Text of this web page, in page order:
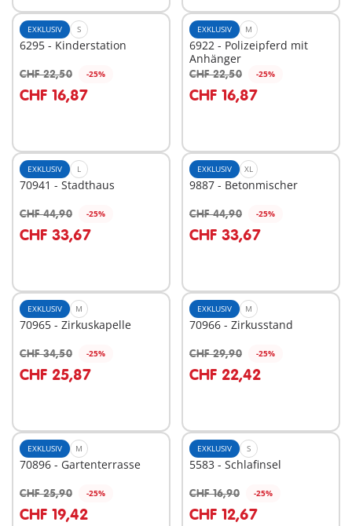
EXKLUSIV S
6295 - Kinderstation
CHF 22,50 -25%
CHF 16,87
In den Warenkorb
EXKLUSIV M
6922 - Polizeipferd mit
Anhänger
CHF 22,50 -25%
CHF 16,87
In den Warenkorb
EXKLUSIV L
70941 - Stadthaus
CHF 44,90 -25%
CHF 33,67
In den Warenkorb
EXKLUSIV XL
9887 - Betonmischer
CHF 44,90 -25%
CHF 33,67
In den Warenkorb
EXKLUSIV M
70965 - Zirkuskapelle
CHF 34,50 -25%
CHF 25,87
In den Warenkorb
EXKLUSIV M
70966 - Zirkusstand
CHF 29,90 -25%
CHF 22,42
In den Warenkorb
EXKLUSIV M
70896 - Gartenterrasse
CHF 25,90 -25%
CHF 19,42
In den Warenkorb
EXKLUSIV S
5583 - Schlafinsel
CHF 16,90 -25%
CHF 12,67
In den Warenkorb